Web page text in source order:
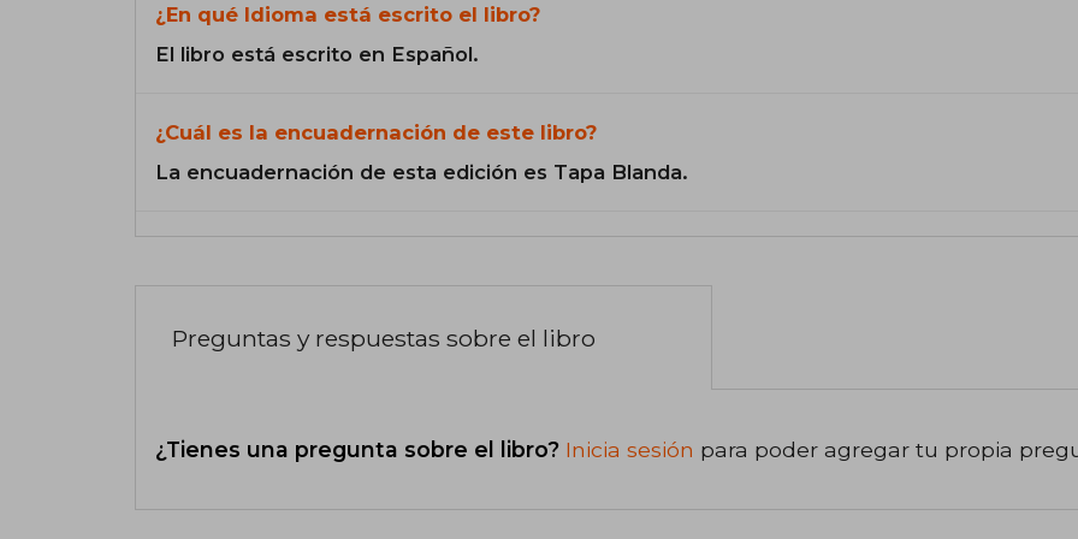
¿En qué Idioma está escrito el libro?
El libro está escrito en Español.
¿Cuál es la encuadernación de este libro?
La encuadernación de esta edición es Tapa Blanda.
Preguntas y respuestas sobre el libro
¿Tienes una pregunta sobre el libro? Inicia sesión para poder agregar tu propia